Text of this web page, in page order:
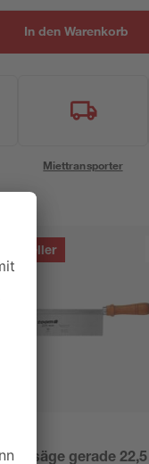
In den Warenkorb
Miettransporter
Bestseller
Feinsäge gerade 22,5